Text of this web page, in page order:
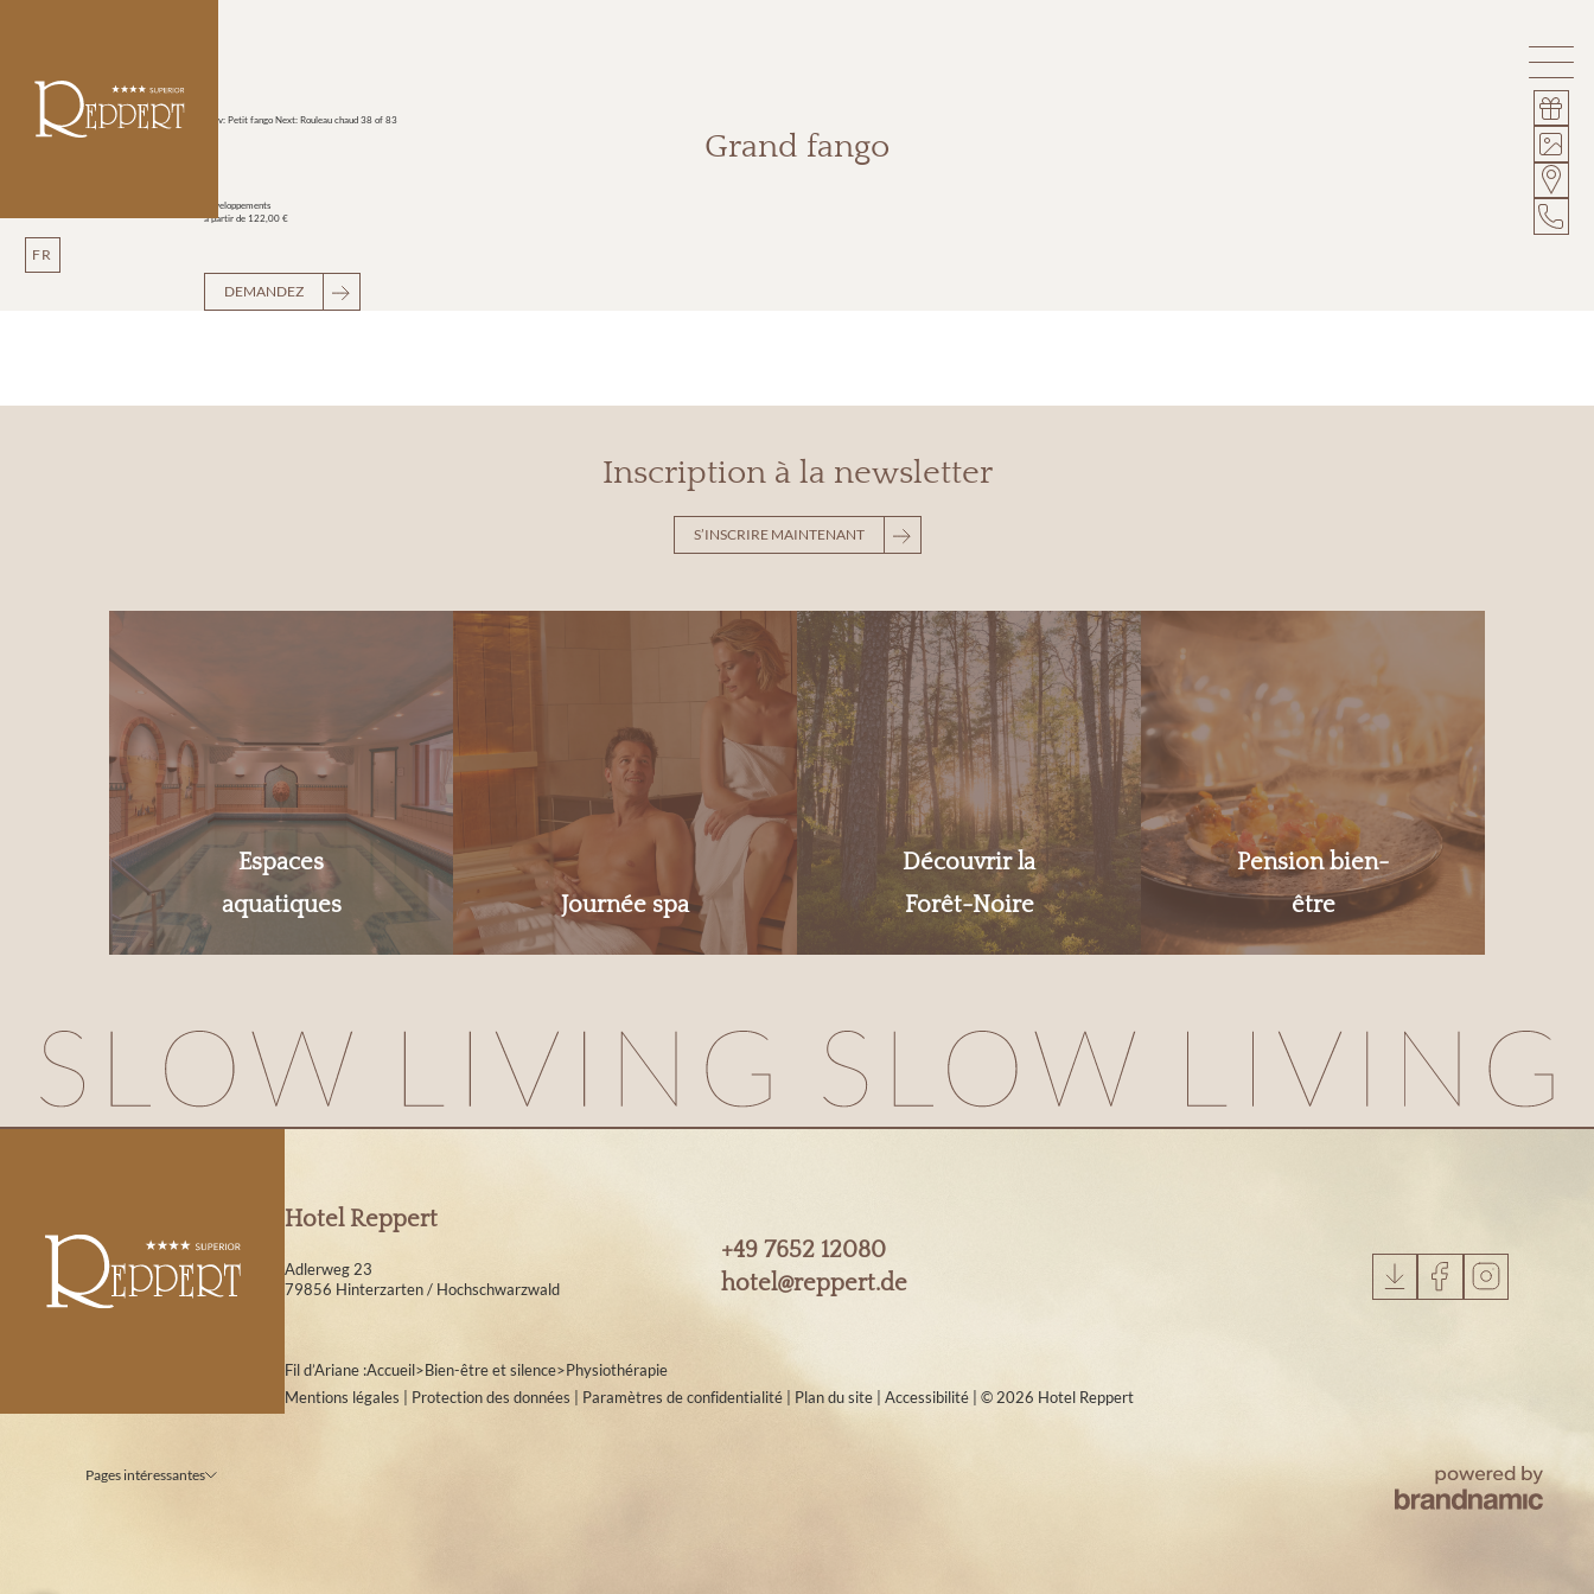
FR
Prev: Petit fango Next: Rouleau chaud 38 of 83
Grand fango
Enveloppements
à partir de 122,00 €
DEMANDEZ
Inscription à la newsletter
S’INSCRIRE MAINTENANT
Espaces
aquatiques
Journée spa
Découvrir la
Forêt-Noire
Pension bien-
être
Hotel Reppert
Adlerweg 23
79856 Hinterzarten / Hochschwarzwald
+49 7652 12080
hotel@reppert.de
Fil d’Ariane :Accueil>Bien-être et silence>Physiothérapie
Mentions légales
Protection des données Paramètres de confidentialité Plan du site Accessibilité © 2026 Hotel Reppert
Pages intéressantes